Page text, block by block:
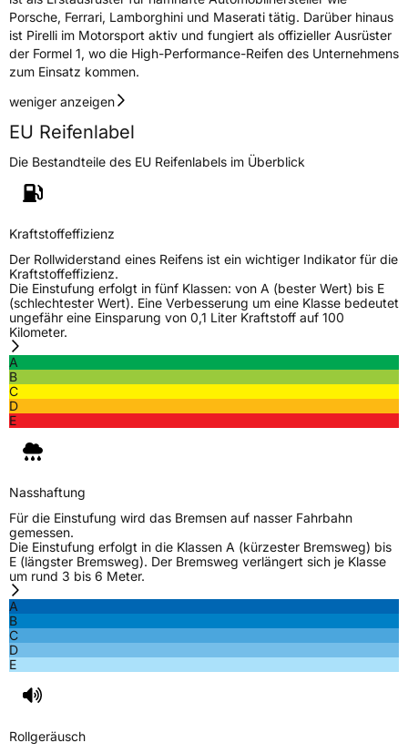
FahrzeugklasseC2
3PMSF / Schneeflockensymbol / Alpine-Symbol Nein
Allgemeine Produktsicherheit (GPSR)
Herstellerkontakt
Porsche, Ferrari, Lamborghini und Maserati tätig. Darüber hinaus
ist Pirelli im Motorsport aktiv und fungiert als offizieller Ausrüster
der Formel 1, wo die High-Performance-Reifen des Unternehmens
zum Einsatz kommen.
weniger anzeigen
EU Reifenlabel
Die Bestandteile des EU Reifenlabels im Überblick
Kraftstoffeffizienz
Der Rollwiderstand eines Reifens ist ein wichtiger Indikator für die
Kraftstoffeffizienz.
Die Einstufung erfolgt in fünf Klassen: von A (bester Wert) bis E
(schlechtester Wert). Eine Verbesserung um eine Klasse bedeutet
ungefähr eine Einsparung von 0,1 Liter Kraftstoff auf 100
Kilometer.
A
B
C
D
E
Nasshaftung
Für die Einstufung wird das Bremsen auf nasser Fahrbahn
gemessen.
Die Einstufung erfolgt in die Klassen A (kürzester Bremsweg) bis
E (längster Bremsweg). Der Bremsweg verlängert sich je Klasse
um rund 3 bis 6 Meter.
A
B
C
D
E
Rollgeräusch